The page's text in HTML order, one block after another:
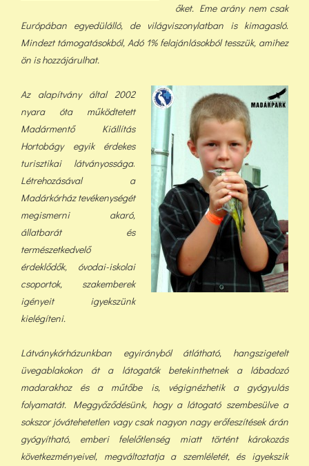
őket. Eme arány nem csak
Európában egyedülálló, de világviszonylatban is kimagasló.
Mindezt támogatásokból, Adó 1% felajánlásokból tesszük, amihez
ön is hozzájárulhat.
Az alapítvány által 2002
nyara óta működtetett
Madármentő Kiállítás
Hortobágy egyik érdekes
turisztikai látványossága.
Létrehozásával a
Madárkórház tevékenységét
megismerni akaró,
állatbarát és
természetkedvelő
érdeklődők, óvodai-iskolai
csoportok, szakemberek
igényeit igyekszünk
kielégíteni.
Látványkórházunkban egyirányból átlátható, hangszigetelt
üvegablakokon át a látogatók betekinthetnek a lábadozó
madarakhoz és a műtőbe is, végignézhetik a gyógyulás
folyamatát. Meggyőződésünk, hogy a látogató szembesülve a
sokszor jóvátehetetlen vagy csak nagyon nagy erőfeszítések árán
gyógyítható, emberi felelőtlenség miatt történt károkozás
következményeivel, megváltoztatja a szemléletét, és igyekszik